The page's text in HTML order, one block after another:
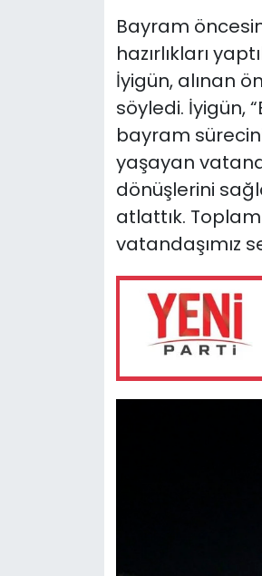
Bayram
hazırlıkları
İyigün, alınan
söyledi. İyigün,
bayram
yaşayan
dönüşlerini
atlattık.
vatandaşımız